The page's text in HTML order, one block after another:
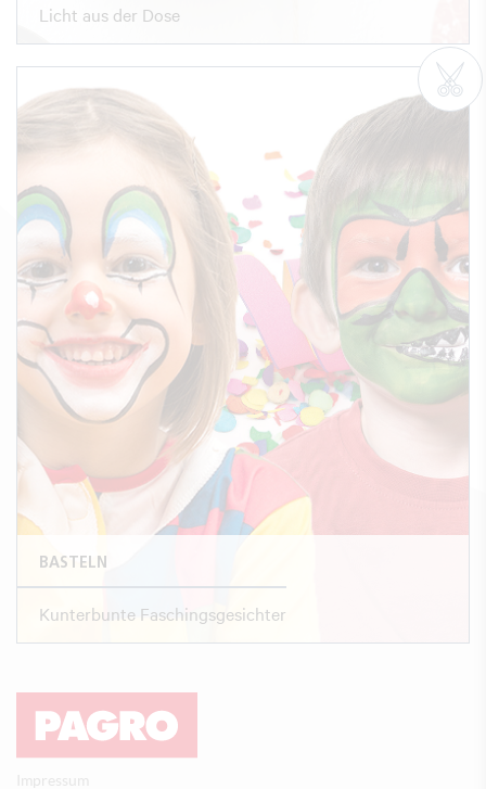
Licht aus der Dose
BASTELN
Kunterbunte Faschingsgesichter
Impressum